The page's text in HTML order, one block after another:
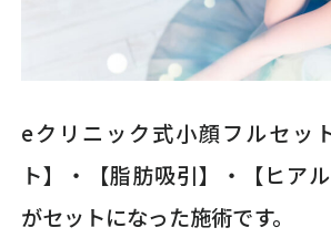
eクリニック式小顔フルセッ
ト】・【脂肪吸引】・【ヒア
がセットになった施術です。